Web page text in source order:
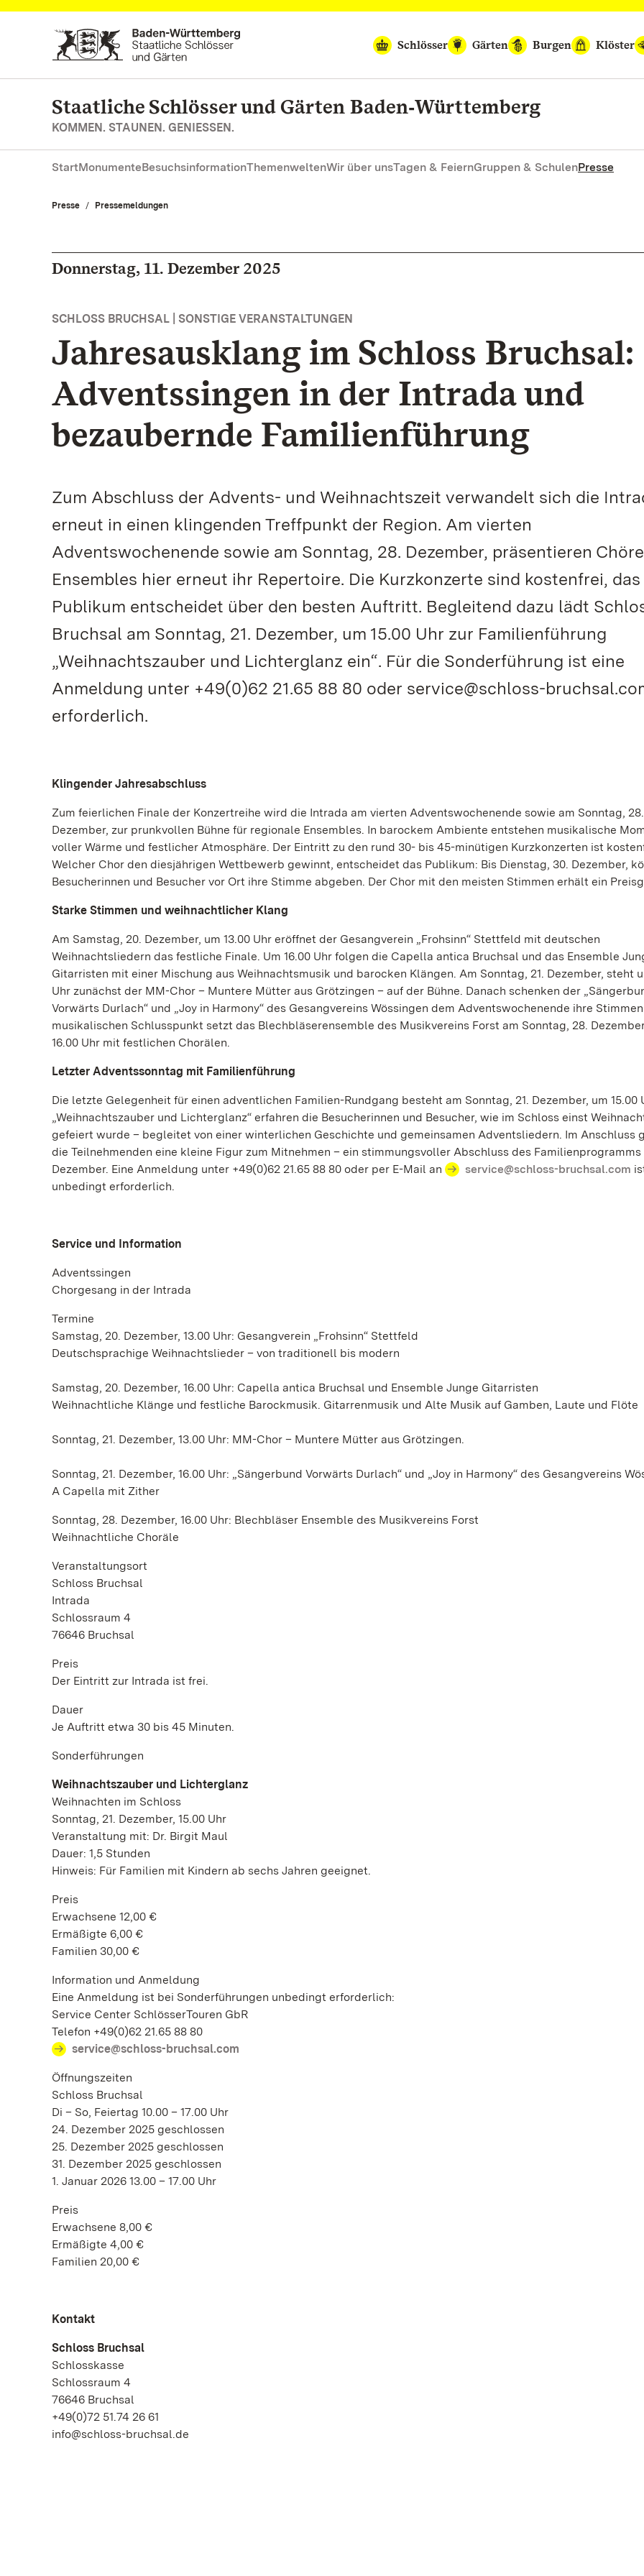
Zum Hauptinhalt springen
Schlösser
Gärten Burgen Klöster
Staatliche Schlösser und Gärten Baden‑Württemberg
KOMMEN. STAUNEN. GENIESSEN.
StartMonumenteBesuchsinformationThemenweltenWir über unsTagen & FeiernGruppen & SchulenPresse
Presse Pressemeldungen
Donnerstag, 11. Dezember 2025
SCHLOSS BRUCHSAL | SONSTIGE VERANSTALTUNGEN
Jahresausklang im Schloss Bruchsal:
Adventssingen in der Intrada und
bezaubernde Familienführung
Zum Abschluss der Advents- und Weihnachtszeit verwandelt sich die
erneut in einen klingenden Treffpunkt der Region. Am vierten
Adventswochenende sowie am Sonntag, 28. Dezember, präsentieren
Ensembles hier erneut ihr Repertoire. Die Kurzkonzerte sind kostenfrei, das
Publikum entscheidet über den besten Auftritt. Begleitend dazu lädt
Bruchsal am Sonntag, 21. Dezember, um 15.00 Uhr zur Familienführung
„Weihnachtszauber und Lichterglanz ein“. Für die Sonderführung ist eine
Anmeldung unter +49(0)62 21.65 88 80 oder service@schloss-
erforderlich.
Klingender Jahresabschluss
Zum feierlichen Finale der Konzertreihe wird die Intrada am vierten Adventswochenende sowie am Sonntag, 28.
Dezember, zur prunkvollen Bühne für regionale Ensembles. In barockem Ambiente entstehen musikalische
voller Wärme und festlicher Atmosphäre. Der Eintritt zu den rund 30- bis 45-minütigen Kurzkonzerten ist
Welcher Chor den diesjährigen Wettbewerb gewinnt, entscheidet das Publikum: Bis Dienstag, 30. Dezember,
Besucherinnen und Besucher vor Ort ihre Stimme abgeben. Der Chor mit den meisten Stimmen erhält ein
Starke Stimmen und weihnachtlicher Klang
Am Samstag, 20. Dezember, um 13.00 Uhr eröffnet der Gesangverein „Frohsinn“ Stettfeld mit deutschen
Weihnachtsliedern das festliche Finale. Um 16.00 Uhr folgen die Capella antica Bruchsal und das Ensemble
Gitarristen mit einer Mischung aus Weihnachtsmusik und barocken Klängen. Am Sonntag, 21. Dezember, steht
Uhr zunächst der MM-Chor – Muntere Mütter aus Grötzingen – auf der Bühne. Danach schenken der
Vorwärts Durlach“ und „Joy in Harmony“ des Gesangvereins Wössingen dem Adventswochenende ihre
musikalischen Schlusspunkt setzt das Blechbläserensemble des Musikvereins Forst am Sonntag, 28.
16.00 Uhr mit festlichen Chorälen.
Letzter Adventssonntag mit Familienführung
Die letzte Gelegenheit für einen adventlichen Familien-Rundgang besteht am Sonntag, 21. Dezember, um 15.00
„Weihnachtszauber und Lichterglanz“ erfahren die Besucherinnen und Besucher, wie im Schloss einst
gefeiert wurde – begleitet von einer winterlichen Geschichte und gemeinsamen Adventsliedern. Im Anschluss
die Teilnehmenden eine kleine Figur zum Mitnehmen – ein stimmungsvoller Abschluss des Familienprogramms
Dezember. Eine Anmeldung unter +49(0)62 21.65 88 80 oder per E-Mail an
service@schloss-bruchsal.com
unbedingt erforderlich.
Service und Information
Adventssingen
Chorgesang in der Intrada
Termine
Samstag, 20. Dezember, 13.00 Uhr: Gesangverein „Frohsinn“ Stettfeld
Deutschsprachige Weihnachtslieder – von traditionell bis modern
Samstag, 20. Dezember, 16.00 Uhr: Capella antica Bruchsal und Ensemble Junge Gitarristen
Weihnachtliche Klänge und festliche Barockmusik. Gitarrenmusik und Alte Musik auf Gamben, Laute und Flöte
Sonntag, 21. Dezember, 13.00 Uhr: MM-Chor – Muntere Mütter aus Grötzingen.
Sonntag, 21. Dezember, 16.00 Uhr: „Sängerbund Vorwärts Durlach“ und „Joy in Harmony“ des Gesangvereins
A Capella mit Zither
Sonntag, 28. Dezember, 16.00 Uhr: Blechbläser Ensemble des Musikvereins Forst
Weihnachtliche Choräle
Veranstaltungsort
Schloss Bruchsal
Intrada
Schlossraum 4
76646 Bruchsal
Preis
Der Eintritt zur Intrada ist frei.
Dauer
Je Auftritt etwa 30 bis 45 Minuten.
Sonderführungen
Weihnachtszauber und Lichterglanz
Weihnachten im Schloss
Sonntag, 21. Dezember, 15.00 Uhr
Veranstaltung mit: Dr. Birgit Maul
Dauer: 1,5 Stunden
Hinweis: Für Familien mit Kindern ab sechs Jahren geeignet.
Preis
Erwachsene 12,00 €
Ermäßigte 6,00 €
Familien 30,00 €
Information und Anmeldung
Eine Anmeldung ist bei Sonderführungen unbedingt erforderlich:
Service Center SchlösserTouren GbR
Telefon +49(0)62 21.65 88 80
service@schloss-bruchsal.com
Öffnungszeiten
Schloss Bruchsal
Di – So, Feiertag 10.00 – 17.00 Uhr
24. Dezember 2025 geschlossen
25. Dezember 2025 geschlossen
31. Dezember 2025 geschlossen
1. Januar 2026 13.00 – 17.00 Uhr
Preis
Erwachsene 8,00 €
Ermäßigte 4,00 €
Familien 20,00 €
Kontakt
Schloss Bruchsal
Schlosskasse
Schlossraum 4
76646 Bruchsal
+49(0)72 51.74 26 61
info@schloss-bruchsal.de